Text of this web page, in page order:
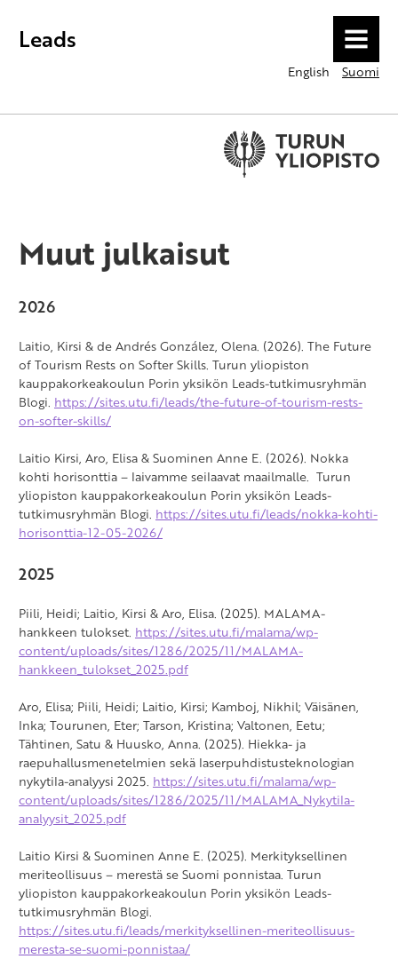
Leads MENU
English Suomi
Muut julkaisut
2026
Laitio, Kirsi & de Andrés González, Olena. (2026). The Future
of Tourism Rests on Softer Skills. Turun yliopiston
kauppakorkeakoulun Porin yksikön Leads-tutkimusryhmän
Blogi. https://sites.utu.fi/leads/the-future-of-tourism-rests-
on-softer-skills/
Laitio Kirsi, Aro, Elisa & Suominen Anne E. (2026). Nokka
kohti horisonttia – laivamme seilaavat maailmalle. Turun
yliopiston kauppakorkeakoulun Porin yksikön Leads-
tutkimusryhmän Blogi. https://sites.utu.fi/leads/nokka-kohti-
horisonttia-12-05-2026/
2025
Piili, Heidi; Laitio, Kirsi & Aro, Elisa. (2025). MALAMA-
hankkeen tulokset. https://sites.utu.fi/malama/wp-
content/uploads/sites/1286/2025/11/MALAMA-
hankkeen_tulokset_2025.pdf
Aro, Elisa; Piili, Heidi; Laitio, Kirsi; Kamboj, Nikhil; Väisänen,
Inka; Tourunen, Eter; Tarson, Kristina; Valtonen, Eetu;
Tähtinen, Satu & Huusko, Anna. (2025). Hiekka- ja
raepuhallusmenetelmien sekä laserpuhdistusteknologian
nykytila-analyysi 2025. https://sites.utu.fi/malama/wp-
content/uploads/sites/1286/2025/11/MALAMA_Nykytila-
analyysit_2025.pdf
Laitio Kirsi & Suominen Anne E. (2025). Merkityksellinen
meriteollisuus – merestä se Suomi ponnistaa. Turun
yliopiston kauppakorkeakoulun Porin yksikön Leads-
tutkimusryhmän Blogi.
https://sites.utu.fi/leads/merkityksellinen-meriteollisuus-
meresta-se-suomi-ponnistaa/